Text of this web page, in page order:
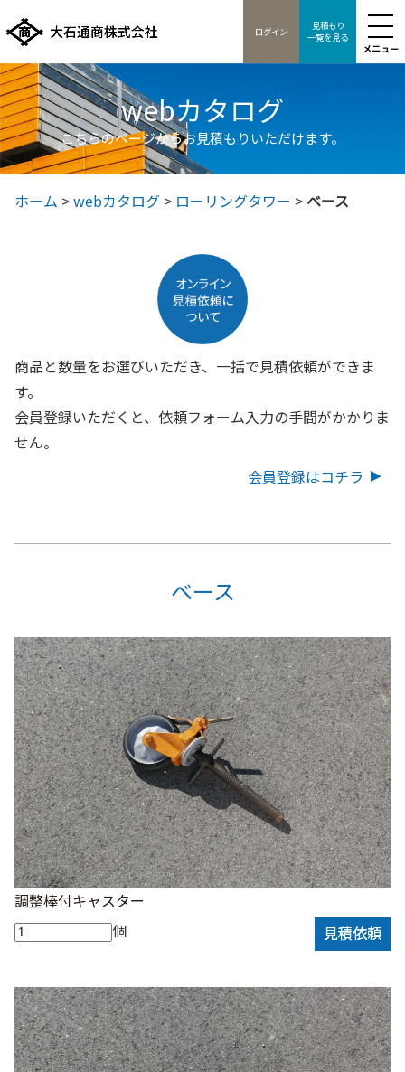
メニュー
ログイン
見積もり
一覧を見る
webカタログ
こちらのページからお見積もりいただけます。
ホーム >webカタログ > ローリングタワー > ベース
商品と数量をお選びいただき、一括で見積依頼ができま
す。
会員登録いただくと、依頼フォーム入力の手間がかかりま
せん。
会員登録はコチラ
ベース
調整棒付キャスター
個
見積依頼